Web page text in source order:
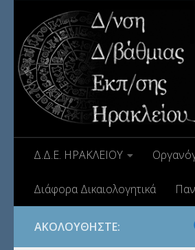
Δ.Δ.Ε. ΗΡΑΚΛΕΙΟΥ
Διάφορα Δικαιολογητικά
ΑΚΟΛΟΥΘΉΣΤΕ: